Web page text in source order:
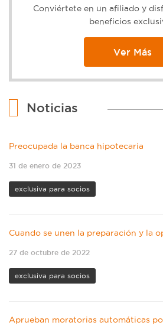
Conviértete en un afiliado y
beneficios
Ver Más
Noticias
Preocupada la banca hipotecaria
31 de enero de 2023
exclusiva para socios
Cuando se unen la preparación y la
27 de octubre de 2022
exclusiva para socios
Aprueban moratorias automáticas